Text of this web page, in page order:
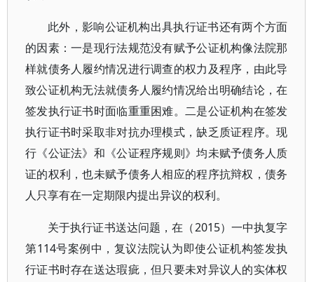
此外，影响公证机构出具执行证书还有两个方面
的因素：一是现行法规范没有赋予公证机构像法院那
样就债务人履约情况进行调查的权力及程序，由此导
致公证机构无法就债务人履约情况给出明确结论，在
签发执行证书时面临重重困难。二是公证机构在签发
执行证书时采取非对抗办理模式，缺乏质证程序。现
行《公证法》和《公证程序规则》均未赋予债务人质
证的权利，也未赋予债务人相应的程序抗辩权，债务
人只享有在一定期限内提出异议的权利。
关于执行证书送达问题，在（2015）一中执复字
第114号案例中，复议法院认为即使公证机构签发执
行证书时存在送达瑕疵，但只要未对异议人的实体权